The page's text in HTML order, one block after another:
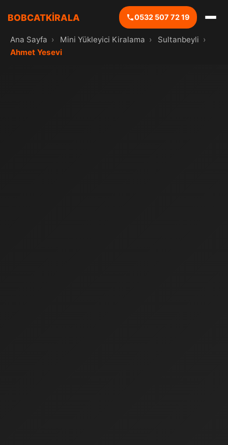
BOBCATKİRALA 0532 507 72 19
Ana Sayfa › Mini Yükleyici Kiralama › Sultanbeyli ›
Ahmet Yesevi